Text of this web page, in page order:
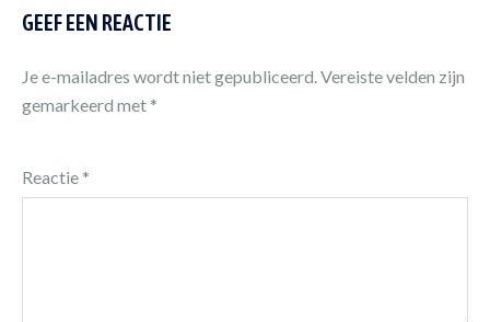
GEEF EEN REACTIE
Je e-mailadres wordt niet gepubliceerd.Vereiste velden zijn
gemarkeerd met *
Reactie *